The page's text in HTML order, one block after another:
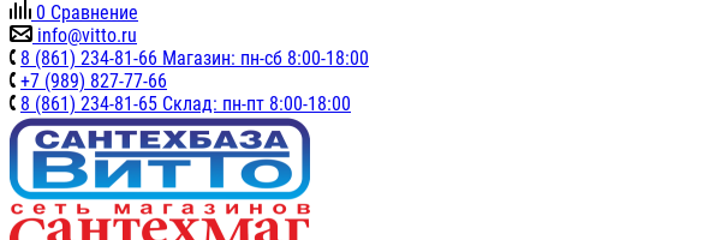
0 Сравнение
info@vitto.ru
8 (861) 234-81-66 Магазин: пн-сб 8:00-18:00
+7 (989) 827-77-66
8 (861) 234-81-65 Склад: пн-пт 8:00-18:00